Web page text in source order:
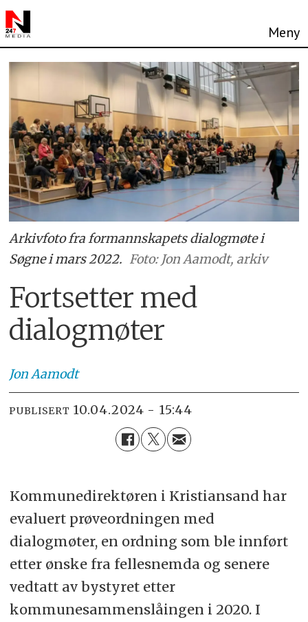
Arkivfoto fra formannskapets dialogmøte i
Søgne i mars 2022. Foto: Jon Aamodt, arkiv
Fortsetter med
dialogmøter
JonAamodt
PUBLISERT 10.04.2024 - 15:44
Kommunedirektøren i Kristiansand har
evaluert prøveordningen med
dialogmøter, en ordning som ble innført
etter ønske fra fellesnemda og senere
vedtatt av bystyret etter
kommunesammenslåingen i 2020. I